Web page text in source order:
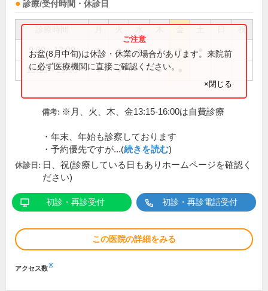
診療/受付時間・休診日
祝
9:00～12:00 ● ● ● ● ●
13:15～19:00 ● ● ●
お盆(8月中旬)は休診・休業の場合があります。来院前
に必ず医療機関に直接ご確認ください。
×閉じる
備考: ※月、火、木、金13:15-16:00は自費診療
・年末、年始も診察しております
・予約優先ですが...(続きを読む)
休診日: 日、祝(診療している日もありホームページを確認く
ださい)
初診・再診受付 初診・再診電話受付
この医院の詳細をみる
アクセス数※